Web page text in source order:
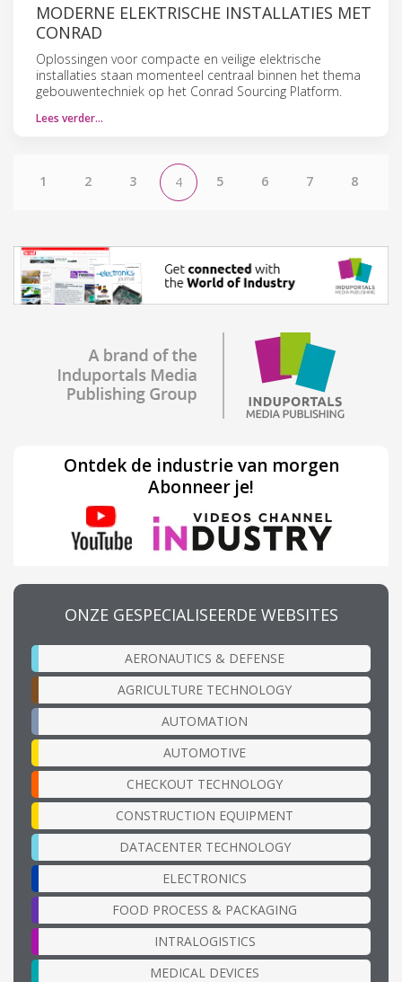
MODERNE ELEKTRISCHE INSTALLATIES MET
CONRAD
Oplossingen voor compacte en veilige elektrische
installaties staan momenteel centraal binnen het thema
gebouwentechniek op het Conrad Sourcing Platform.
Lees verder…
1 2 3 4 5 6 7 8
Ontdek de industrie van morgen
Abonneer je!
ONZE GESPECIALISEERDE WEBSITES
AERONAUTICS & DEFENSE
AGRICULTURE TECHNOLOGY
AUTOMATION
AUTOMOTIVE
CHECKOUT TECHNOLOGY
CONSTRUCTION EQUIPMENT
DATACENTER TECHNOLOGY
ELECTRONICS
FOOD PROCESS & PACKAGING
INTRALOGISTICS
MEDICAL DEVICES